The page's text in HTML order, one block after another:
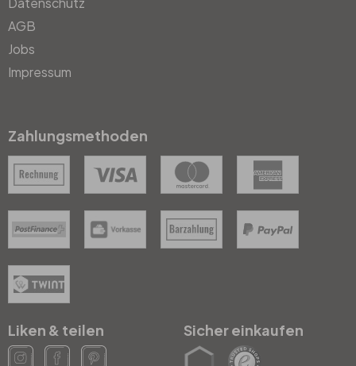
AGB
Jobs
Impressum
Zahlungsmethoden
Liken & teilen Sicher einkaufen